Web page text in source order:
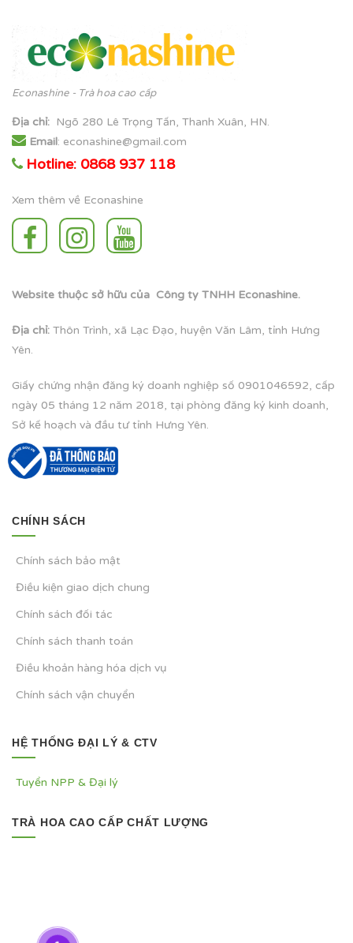
Econashine - Trà hoa cao cấp
Địa chỉ: Ngõ 280 Lê Trọng Tấn, Thanh Xuân, HN.
Email: econashine@gmail.com
Hotline: 0868 937 118
Xem thêm về Econashine
Website thuộc sở hữu của Công ty TNHH Econashine.
Địa chỉ: Thôn Trình, xã Lạc Đạo, huyện Văn Lâm, tỉnh Hưng
Yên.
Giấy chứng nhận đăng ký doanh nghiệp số 0901046592, cấp
ngày 05 tháng 12 năm 2018, tại phòng đăng ký kinh doanh,
Sở kế hoạch và đầu tư tỉnh Hưng Yên.
CHÍNH SÁCH
Chính sách bảo mật
Điều kiện giao dịch chung
Chính sách đối tác
Chính sách thanh toán
Điều khoản hàng hóa dịch vụ
Chính sách vận chuyển
HỆ THỐNG ĐẠI LÝ & CTV
Tuyển NPP & Đại lý
TRÀ HOA CAO CẤP CHẤT LƯỢNG